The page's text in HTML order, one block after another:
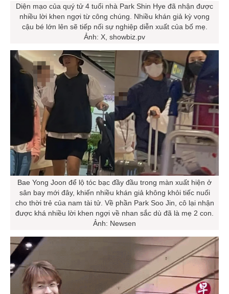
Diện mạo của quý tử 4 tuổi nhà Park Shin Hye đã nhận được
nhiều lời khen ngợi từ công chúng. Nhiều khán giả kỳ vọng
cậu bé lớn lên sẽ tiếp nối sự nghiệp diễn xuất của bố mẹ.
Ảnh: X, showbiz.pv
Bae Yong Joon để lộ tóc bạc đầy đầu trong màn xuất hiện ở
sân bay mới đây, khiến nhiều khán giả không khỏi tiếc nuối
cho thời trẻ của nam tài tử. Về phần Park Soo Jin, cô lại nhận
được khá nhiều lời khen ngợi về nhan sắc dù đã là mẹ 2 con.
Ảnh: Newsen